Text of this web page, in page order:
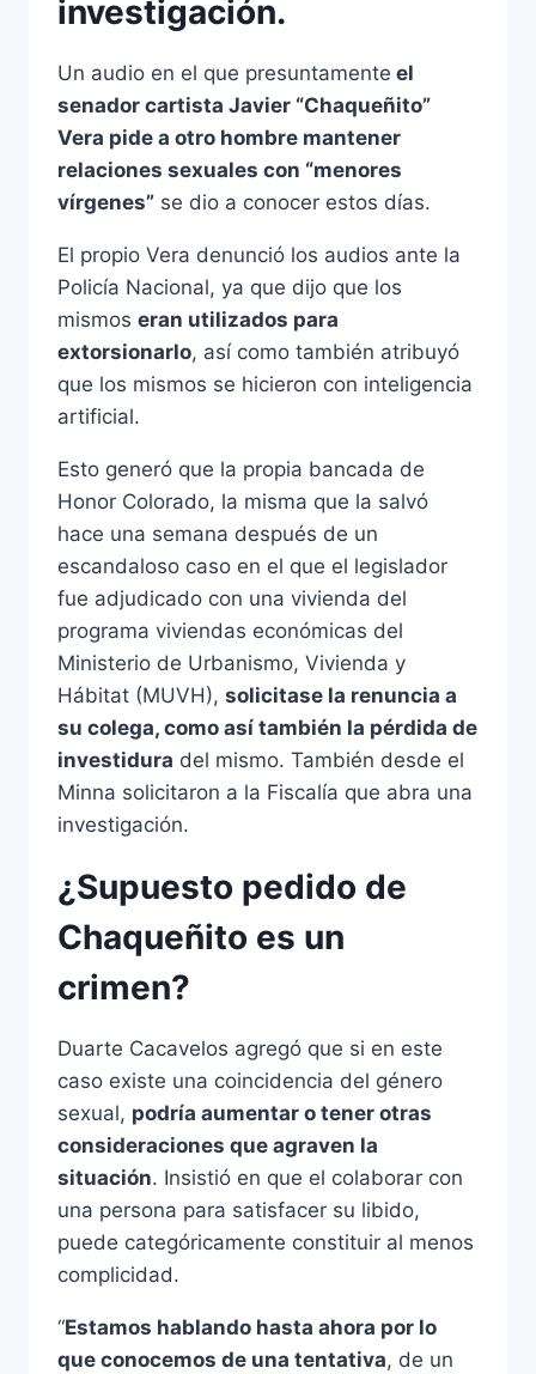
investigación.
Un audio en el que presuntamente el
senador cartista Javier “Chaqueñito”
Vera pide a otro hombre mantener
relaciones sexuales con “menores
vírgenes” se dio a conocer estos días.
El propio Vera denunció los audios ante la
Policía Nacional, ya que dijo que los
mismos eran utilizados para
extorsionarlo, así como también atribuyó
que los mismos se hicieron con inteligencia
artificial.
Esto generó que la propia bancada de
Honor Colorado, la misma que la salvó
hace una semana después de un
escandaloso caso en el que el legislador
fue adjudicado con una vivienda del
programa viviendas económicas del
Ministerio de Urbanismo, Vivienda y
Hábitat (MUVH), solicitase la renuncia a
su colega, como así también la pérdida de
investidura del mismo. También desde el
Minna solicitaron a la Fiscalía que abra una
investigación.
¿Supuesto pedido de
Chaqueñito es un
crimen?
Duarte Cacavelos agregó que si en este
caso existe una coincidencia del género
sexual, podría aumentar o tener otras
consideraciones que agraven la
situación. Insistió en que el colaborar con
una persona para satisfacer su libido,
puede categóricamente constituir al menos
complicidad.
“Estamos hablando hasta ahora por lo
que conocemos de una tentativa, de un